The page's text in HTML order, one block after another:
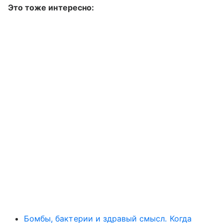
Это тоже интересно:
Бомбы, бактерии и здравый смысл. Когда